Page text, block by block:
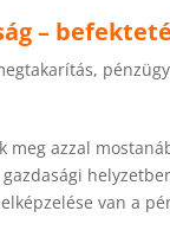
–
, pénzügy
meg azzal
van a